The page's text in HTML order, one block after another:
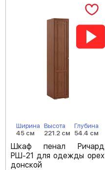
Ширина
45 см
Высота
221.2 см
Глубина
54.4 см
Шкаф пенал Ричард
РШ-21 для одежды орех
донской